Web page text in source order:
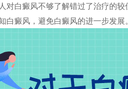
对白癜风不够了解错过了治疗的较
白癜风，避免白癜风的进一步发展